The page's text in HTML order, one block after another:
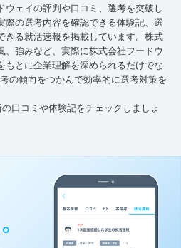
ェイの評判や口コミ、選考を突破し
際の選考内容を確認できる体験記、選
きる就活速報を掲載しています。株式
強みなど、実際に株式会社フードウ
もとに企業理解を深められるだけでな
の傾向をつかんで効率的に選考対策を
口コミや体験記をチェックしましょ